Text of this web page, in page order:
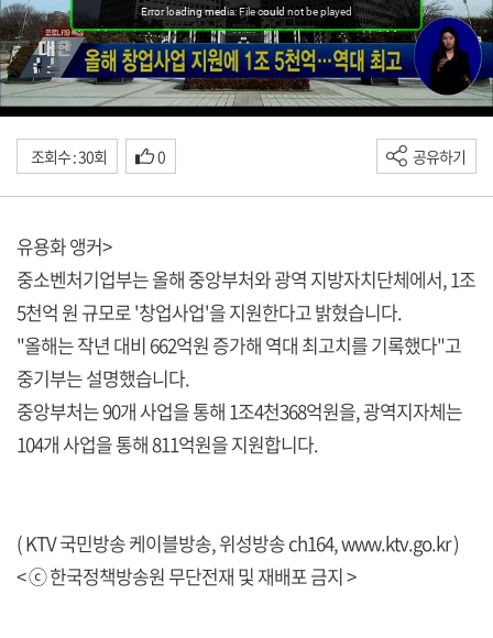
조회수 : 30회 0 공유하기
유용화 앵커>
중소벤처기업부는 올해 중앙부처와 광역 지방자치단체에서, 1조
5천억 원 규모로 '창업사업'을 지원한다고 밝혔습니다.
"올해는 작년 대비 662억원 증가해 역대 최고치를 기록했다"고
중기부는 설명했습니다.
중앙부처는 90개 사업을 통해 1조4천368억원을, 광역지자체는
104개 사업을 통해 811억원을 지원합니다.
( KTV 국민방송 케이블방송, 위성방송 ch164,www.ktv.go.kr)
< ⓒ 한국정책방송원 무단전재 및 재배포 금지 >